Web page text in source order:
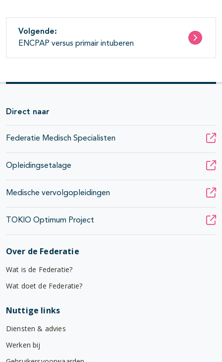
Volgende:
ENCPAP versus primair intuberen
Direct naar
Federatie Medisch Specialisten
Opleidingsetalage
Medische vervolgopleidingen
TOKIO Optimum Project
Over de Federatie
Wat is de Federatie?
Wat doet de Federatie?
Nuttige links
Diensten & advies
Werken bij